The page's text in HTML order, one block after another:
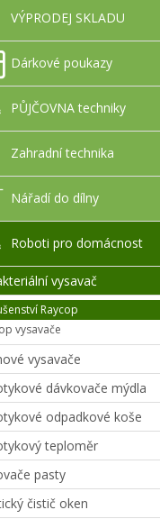
VÝPRODEJ SKLADU
Dárkové poukazy
PŮJČOVNA techniky
Zahradní technika
Nářadí do dílny
Roboti pro domácnost
vysavač
Raycop
vysavače
vysavače
dávkovače mýdla
odpadkové koše
teploměr
pasty
čistič oken